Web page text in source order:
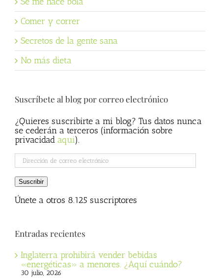
Comer y correr
Secretos de la gente sana
No más dieta
Suscríbete al blog por correo electrónico
¿Quieres suscribirte a mi blog? Tus datos nunca
se cederán a terceros (información sobre
privacidad aqui).
Dirección
de
correo
electrónico
Suscribir
Únete a otros 8.125 suscriptores
Entradas recientes
Inglaterra prohibirá vender bebidas
«energéticas» a menores. ¿Aquí cuándo?
30 julio, 2026